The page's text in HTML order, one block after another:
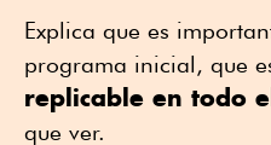
Explica que es
programa inicial, que
replicable en todo
que ver.